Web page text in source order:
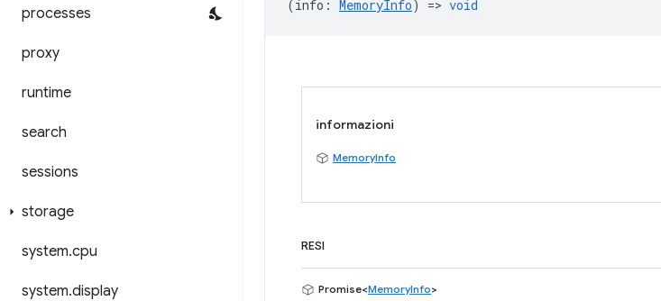
processes
proxy
runtime
search
sessions
storage
system.cpu
system.display
(info : MemoryInfo) => void
informazioni
MemoryInfo
RESI
Promise<MemoryInfo>